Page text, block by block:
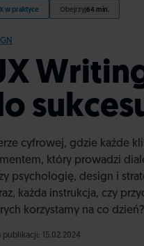
w praktyce Obejrzyj64 min.
cyfrowej, gdzie każde
który prowadzi
psychologię, design i
każda instrukcja, czy
korzystamy na co dzień?
publikacji: 15.02.2024